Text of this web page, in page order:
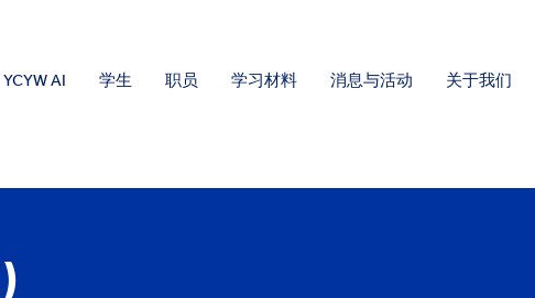
YCYW AI 学生 职员 学习材料 消息与活动 关于我们